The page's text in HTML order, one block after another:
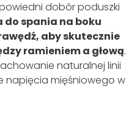
dobór poduszki
do spania na boku
aby skutecznie
ramieniem a głową.
naturalnej linii
napięcia mięśniowego w